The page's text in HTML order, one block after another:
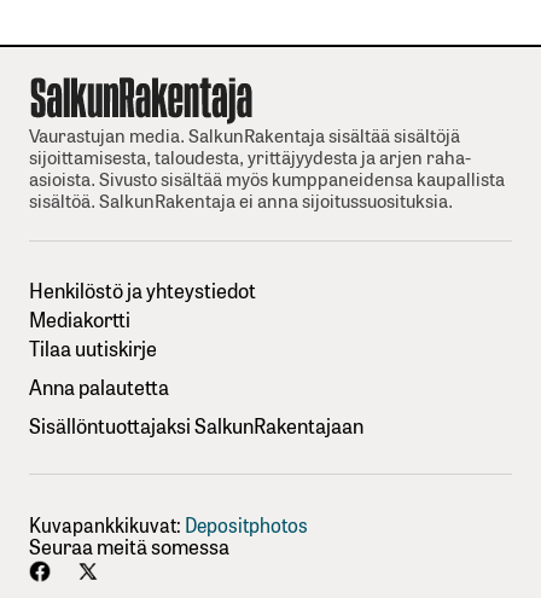
Vaurastujan media. SalkunRakentaja sisältää sisältöjä
sijoittamisesta, taloudesta, yrittäjyydesta ja arjen raha-
asioista. Sivusto sisältää myös kumppaneidensa kaupallista
sisältöä. SalkunRakentaja ei anna sijoitussuosituksia.
Henkilöstö ja yhteystiedot
Mediakortti
Tilaa uutiskirje
Anna palautetta
Sisällöntuottajaksi SalkunRakentajaan
Kuvapankkikuvat: Depositphotos
Seuraa meitä somessa